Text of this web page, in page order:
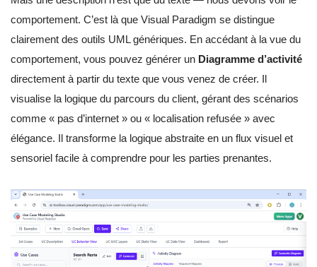
comportement. C’est là que Visual Paradigm se distingue
clairement des outils UML génériques. En accédant à la vue du
comportement, vous pouvez générer un Diagramme d’activité
directement à partir du texte que vous venez de créer. Il
visualise la logique du parcours du client, gérant des scénarios
comme « pas d’internet » ou « localisation refusée » avec
élégance. Il transforme la logique abstraite en un flux visuel et
sensoriel facile à comprendre pour les parties prenantes.